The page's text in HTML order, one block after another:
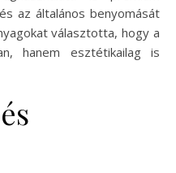
az általános benyomását
választotta, hogy a
hanem esztétikailag is